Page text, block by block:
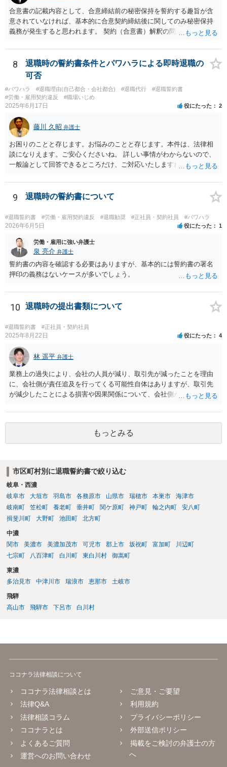
合意書の記載内容として、合意締結前の秘密保持を誓約する趣旨が含
意されていなければ、基本的に合意契約締結後に関してのみ秘密保持
義務が発生すると思われます。 契約（合意書）解釈の問題ですので、
場合、最寄りの法律事務所で相談されることを検討ください。
8
退職時の誓約書条件とパワハラによる即時退職の
可否
#パワハラ #退職理由(自己都合・会社都合) #退職代行
#退職誓約書
#労働・雇用契約違反
#職場いじめ
2025年6月17日 役にたった 2
藤川 久昭 弁護士
お困りのことと存じます。お悩みのことと存じます。本件は、法律相
談になりえます。ご安心くださいね。 詳しい事情がわからないので、
一般論として回答できるところだけ、ご対応いたしますね。 １ 期間
です（もめますので避けたいところですが）。 ２ 期間雇用の場合は
「やむをえない事由」が必要です。なければ損害賠償の対象となりえ
ので避けたいところですが・・・）。 ３ 職場のパワーハラスメント
とは、同じ職場で働く者に対し、職務上の地位や人間関係などの職場
痛を与える又は職場環境を悪化させる行為をいいます。本件の言動
が、これらに該当するかどうか、証拠に基づいて、子細な分析と慎重
な対応が必要です。客観的証拠が不可欠です。 ４ 退職後の競業避止
義務については、合意についてすべての効力が発生するわけではない
の自由及び顧客の選択の自由を奪うものであるから、全てを有効と解
トでのやりとりだけでは、正確な回答が難しい案件です。本件は、法
的に正確に分析すべき事案です。素人判断は大いに危険です。 法的責
任をきちんと追及されたい場合には、労働法にかなり詳しく、上記に
関係した法理等にも通じた弁護士等に相談し、法的に正確に分析して
もらい、今後の対応を検討するべきです。弁護士への直接相談が良い
と思います。なぜならば、法的にきちんと解明するために、良い知恵
を得るには必要だからです。良い解決になりますよう祈念しておりま
す。納得のいかないことは徹底的に解明しましょう！ 頑張って下さ
9 退職時の誓約書について
#退職誓約書 #労働・雇用契約違反 #退職勧奨 #正社員・契約社員 #パワハラ
2026年6月5日 役にたった 1
労働・雇用に強い弁護士
泉 亮介 弁護士
誓約書の内容を確認する必要はありますが、基本的には誓約書の署名
押印の義務はないケースが多いでしょう。
10 退職時の提出書類について
#退職誓約書 #正社員・契約社員
2025年8月22日 役にたった 4
林 遥平 弁護士
業務上の過失により、会社の人員が減り、取引先が減ったことを理由
に、会社側が責任追及を行ってくる可能性自体はありますが、取引先
が減少したことによる損害や因果関係について、会社側が立証する義
高いです。 誓約書に、「何かあれば損害賠償をします」という文言が
あると、賠償責任についての会社側の立証のハードルは下がるので、
署名すべきではないということになります。
もっとみる
市区町村別に退職誓約書で絞り込む
岐阜・西濃
岐阜市
大垣市 羽島市 各務原市 山県市 瑞穂市 本巣市
海津市
岐南町
笠松町 養老町 垂井町 関ケ原町 神戸町 輪之内町
安八町
揖斐川町
大野町 池田町 北方町
中濃
関市
美濃市 美濃加茂市 可児市 郡上市 坂祝町 富加町
川辺町
七宗町
八百津町 白川町 東白川村 御嵩町
東濃
多治見市
中津川市 瑞浪市 恵那市 土岐市
飛騨
高山市
飛騨市 下呂市 白川村
ココナラ法律相談について
ココナラ法律相談とは
法律Q&A
法律相談コラム
ココナラとは
よくあるご質問
運営へのお問い合わせ
ご意見・ご要望
利用規約
プライバシーポリシー
外部送信ポリシー
掲載をご検討の弁護士の方
へ